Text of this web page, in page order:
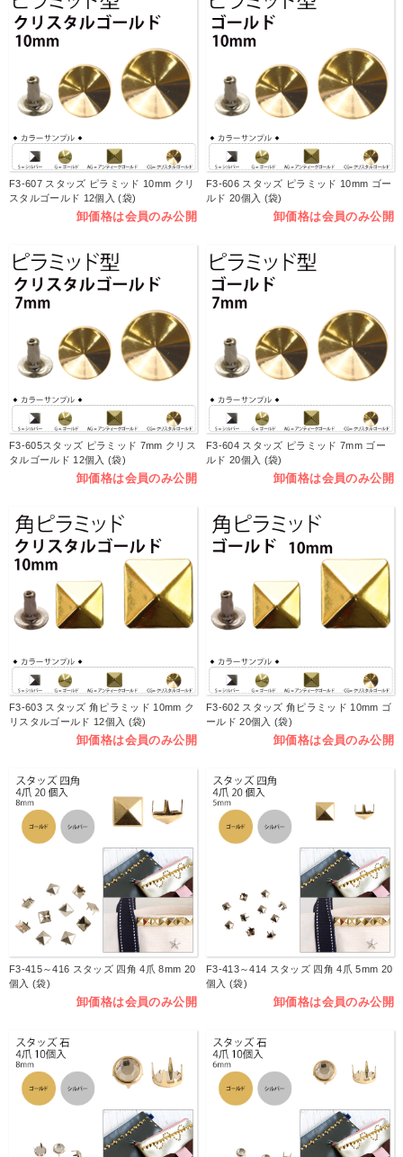
F3-607 スタッズ ピラミッド 10mm クリ
スタルゴールド 12個入 (袋)
卸価格は会員のみ公開
F3-606 スタッズ ピラミッド 10mm ゴー
ルド 20個入 (袋)
卸価格は会員のみ公開
F3-605スタッズ ピラミッド 7mm クリス
タルゴールド 12個入 (袋)
卸価格は会員のみ公開
F3-604 スタッズ ピラミッド 7mm ゴー
ルド 20個入 (袋)
卸価格は会員のみ公開
F3-603 スタッズ 角ピラミッド 10mm ク
リスタルゴールド 12個入 (袋)
卸価格は会員のみ公開
F3-602 スタッズ 角ピラミッド 10mm ゴ
ールド 20個入 (袋)
卸価格は会員のみ公開
F3-415～416 スタッズ 四角 4爪 8mm 20
個入 (袋)
卸価格は会員のみ公開
F3-413～414 スタッズ 四角 4爪 5mm 20
個入 (袋)
卸価格は会員のみ公開